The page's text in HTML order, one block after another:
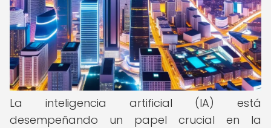
La inteligencia artificial (IA) está
desempeñando un papel crucial en la